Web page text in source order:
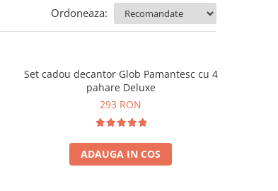
Ordoneaza:
Set cadou decantor Glob Pamantesc cu 4
pahare Deluxe
293 RON
ADAUGA IN COS